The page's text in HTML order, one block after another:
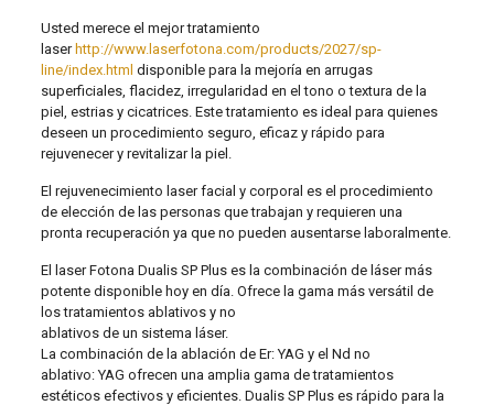
Usted merece el mejor tratamiento
laser http://www.laserfotona.com/products/2027/sp-
line/index.html disponible para la mejoría en arrugas
superficiales, flacidez, irregularidad en el tono o textura de la
piel, estrias y cicatrices. Este tratamiento es ideal para quienes
deseen un procedimiento seguro, eficaz y rápido para
rejuvenecer y revitalizar la piel.
El rejuvenecimiento laser facial y corporal es el procedimiento
de elección de las personas que trabajan y requieren una
pronta recuperación ya que no pueden ausentarse laboralmente.
El laser Fotona Dualis SP Plus es la combinación de láser más
potente disponible hoy en día. Ofrece la gama más versátil de
los tratamientos ablativos y no
ablativos de un sistema láser.
La combinación de la ablación de Er: YAG y el Nd no
ablativo: YAG ofrecen una amplia gama de tratamientos
estéticos efectivos y eficientes. Dualis SP Plus es rápido para la